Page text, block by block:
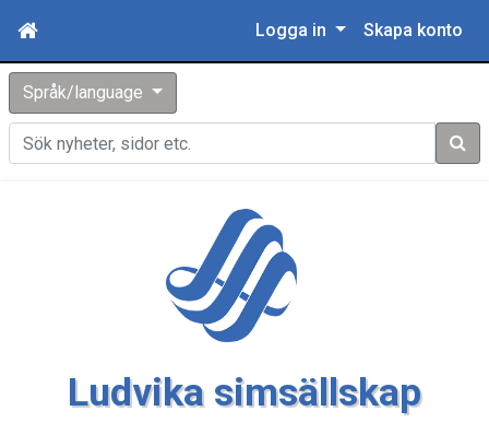
Logga in Skapa konto
Språk/language
Sök
Ludvika simsällskap